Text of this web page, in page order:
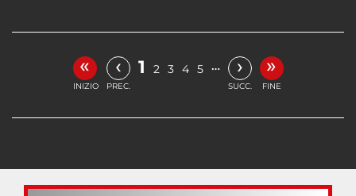
«
INIZIO
‹
PREC.
1 2 3 4 5 … ›
SUCC.
»
FINE